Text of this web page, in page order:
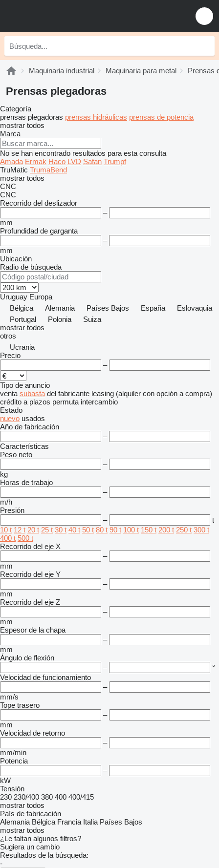
Maquinaria industrial Maquinaria para metal Prensas
Prensas plegadoras
Categoría
prensas plegadoras prensas hidráulicas prensas de potencia
mostrar todos
Marca
No se han encontrado resultados para esta consulta
Amada Ermak Haco LVD Safan Trumpf
TruMatic TrumaBend
mostrar todos
CNC
CNC
Recorrido del deslizador
–
mm
Profundidad de garganta
–
mm
Ubicación
Radio de búsqueda
Uruguay Europa
Bélgica
Alemania Países Bajos España
Eslovaquia
Portugal
Polonia
Suiza
mostrar todos
otros
Ucrania
Precio
–
Tipo de anuncio
venta subasta del fabricante leasing (alquiler con opción a compra)
crédito a plazos permuta intercambio
Estado
nuevo usados
Año de fabricación
–
Características
Peso neto
–
kg
Horas de trabajo
–
m/h
Presión
–
t
10 t 12 t 20 t 25 t 30 t 40 t 50 t 80 t 90 t 100 t 150 t 200 t 250 t 300 t
400 t 500 t
Recorrido del eje X
–
mm
Recorrido del eje Y
–
mm
Recorrido del eje Z
–
mm
Espesor de la chapa
–
mm
Ángulo de flexión
–
°
Velocidad de funcionamiento
–
mm/s
Tope trasero
–
mm
Velocidad de retorno
–
mm/min
Potencia
–
kW
Tensión
230 230/400 380 400 400/415
mostrar todos
País de fabricación
Alemania Bélgica Francia Italia Países Bajos
mostrar todos
¿Le faltan algunos filtros?
Sugiera un cambio
Resultados de la búsqueda:
-